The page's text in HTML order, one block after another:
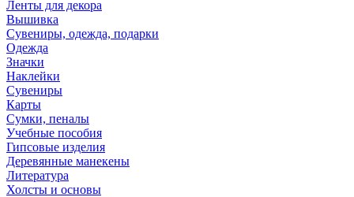
Ленты для декора
Вышивка
Сувениры, одежда, подарки
Одежда
Значки
Наклейки
Сувениры
Карты
Сумки, пеналы
Учебные пособия
Гипсовые изделия
Деревянные манекены
Литература
Холсты и основы